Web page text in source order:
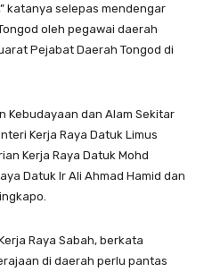
katanya selepas mendengar
oleh pegawai daerah
Pejabat Daerah Tongod di
Kebudayaan dan Alam Sekitar
Kerja Raya Datuk Limus
Kerja Raya Datuk Mohd
Datuk Ir Ali Ahmad Hamid dan
Raya Sabah, berkata
di daerah perlu pantas